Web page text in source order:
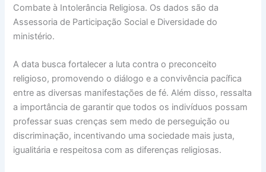
Combate à Intolerância Religiosa. Os dados são da
Assessoria de Participação Social e Diversidade do
ministério.
A data busca fortalecer a luta contra o preconceito
religioso, promovendo o diálogo e a convivência pacífica
entre as diversas manifestações de fé. Além disso, ressalta
a importância de garantir que todos os indivíduos possam
professar suas crenças sem medo de perseguição ou
discriminação, incentivando uma sociedade mais justa,
igualitária e respeitosa com as diferenças religiosas.